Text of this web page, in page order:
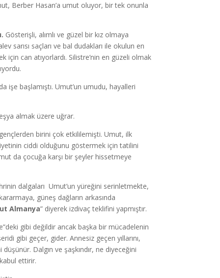
Berber Hasan’a umut oluyor, bir tek onunla
Gösterişli, alımlı ve güzel bir kız olmaya
sarısı saçları ve bal dudakları ile okulun en
için can atıyorlardı. Silistre’nin en güzeli olmak
işe başlamıştı. Umut’un umudu, hayalleri
almak üzere uğrar.
birini çok etkililemişti. Umut, ilk
ciddi olduğunu göstermek için tatilini
da çocuğa karşı bir şeyler hissetmeye
dalgaları Umut’un yüreğini serinletmekte,
güneş dağların arkasında
Almanya” diyerek izdivaç teklifini yapmıştır.
gibi değildir ancak başka bir mücadelenin
gibi geçer, gider. Annesiz geçen yıllarını,
Dalgın ve şaşkındır, ne diyeceğini
ettirir.